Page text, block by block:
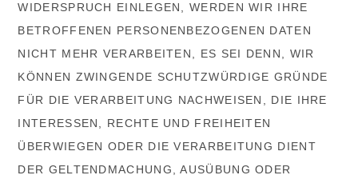
WIDERSPRUCH EINLEGEN, WERDEN WIR IHRE
BETROFFENEN PERSONENBEZOGENEN DATEN
NICHT MEHR VERARBEITEN, ES SEI DENN, WIR
KÖNNEN ZWINGENDE SCHUTZWÜRDIGE GRÜNDE
FÜR DIE VERARBEITUNG NACHWEISEN, DIE IHRE
INTERESSEN, RECHTE UND FREIHEITEN
ÜBERWIEGEN ODER DIE VERARBEITUNG DIENT
DER GELTENDMACHUNG, AUSÜBUNG ODER